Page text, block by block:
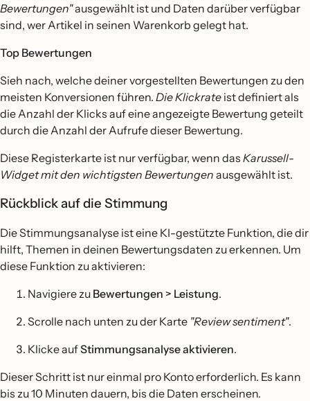
Bewertungen"ausgewählt ist und Daten darüber verfügbar
sind, wer Artikel in seinen Warenkorb gelegt hat.
Top Bewertungen
Sieh nach, welche deiner vorgestellten Bewertungen zu den
meisten Konversionen führen. Die Klickrate ist definiert als
die Anzahl der Klicks auf eine angezeigte Bewertung geteilt
durch die Anzahl der Aufrufe dieser Bewertung.
Diese Registerkarte ist nur verfügbar, wenn das Karussell-
Widget mit den wichtigsten Bewertungen ausgewählt ist.
Rückblick auf die Stimmung
Die Stimmungsanalyse ist eine KI-gestützte Funktion, die dir
hilft, Themen in deinen Bewertungsdaten zu erkennen. Um
diese Funktion zu aktivieren:
Navigiere zu Bewertungen > Leistung.
Scrolle nach unten zu der Karte "Review sentiment".
Klicke aufStimmungsanalyse aktivieren.
Dieser Schritt ist nur einmal pro Konto erforderlich. Es kann
bis zu 10 Minuten dauern, bis die Daten erscheinen.